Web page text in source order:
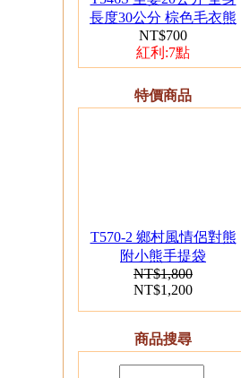
T140 客家大紅花布小
熊 10隻一組
長度30公分 棕色毛衣熊
NT$700
紅利:7點
特價商品
T570-2 鄉村風情侶對熊
附小熊手提袋
NT$1,800
NT$1,200
商品搜尋